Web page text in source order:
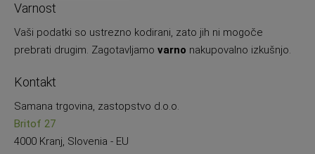
Varnost
Vaši podatki so ustrezno kodirani, zato jih ni mogoče
prebrati drugim. Zagotavljamo varno nakupovalno izkušnjo.
Kontakt
Samana trgovina, zastopstvo d.o.o.
Britof 27
4000 Kranj, Slovenia - EU